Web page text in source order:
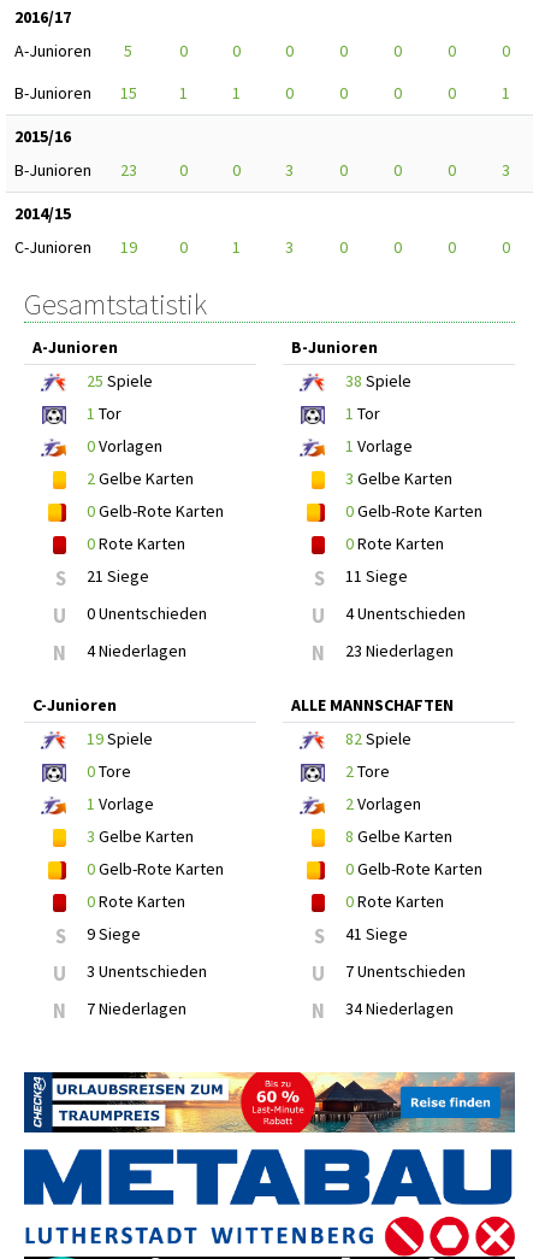
2016/17
A-Junioren
5 0 0 0 0 0 0
0
B-Junioren
15 1 1 0 0 0 0
1
2015/16
B-Junioren
23 0 0 3 0 0 0
3
2014/15
C-Junioren
19 0 1 3 0 0 0 0
Gesamtstatistik
A-Junioren
25 Spiele
1 Tor
0Vorlagen
2Gelbe Karten
0Gelb-Rote Karten
0Rote Karten
S 21 Siege
U 0 Unentschieden
N 4 Niederlagen
B-Junioren
38 Spiele
1 Tor
1 Vorlage
3 Gelbe Karten
0Gelb-Rote Karten
0Rote Karten
S 11 Siege
U 4 Unentschieden
N 23 Niederlagen
C-Junioren
19Spiele
0Tore
1 Vorlage
3 Gelbe Karten
0Gelb-Rote Karten
0Rote Karten
S 9 Siege
U 3 Unentschieden
N 7 Niederlagen
ALLE MANNSCHAFTEN
82Spiele
2Tore
2Vorlagen
8 Gelbe Karten
0Gelb-Rote Karten
0Rote Karten
S 41 Siege
U 7 Unentschieden
N 34 Niederlagen